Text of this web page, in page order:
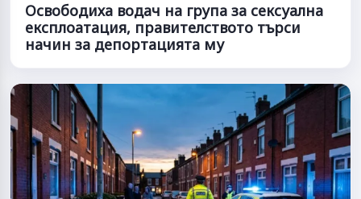
Освободиха водач на група за сексуална
експлоатация, правителството търси
начин за депортацията му